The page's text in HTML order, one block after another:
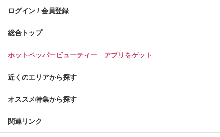
ログイン / 会員登録
総合トップ
ホットペッパービューティー アプリをゲット
近くのエリアから探す
オススメ特集から探す
関連リンク